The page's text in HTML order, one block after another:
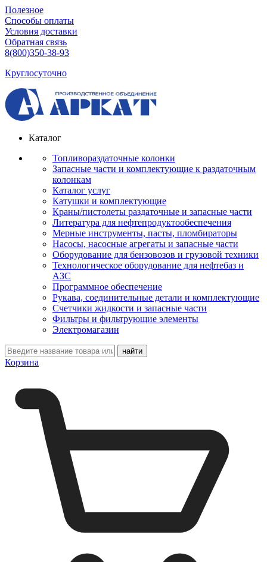
Полезное
Способы оплаты
Условия доставки
Обратная связь
8(800)350-38-93
Круглосуточно
Каталог
Топливораздаточные колонки
Запасные части и комплектующие к раздаточным
колонкам
Каталог услуг
Катушки и комплектующие
Краны/пистолеты раздаточные и запасные части
Литература для нефтепродуктообеспечения
Мерные инструменты, пасты, пломбираторы
Насосы, насосные агрегаты и запасные части
Оборудование для бензовозов и грузовой техники
Технологическое оборудование для нефтебаз и
АЗС
Программное обеспечение
Рукава, соединительные детали и комплектующие
Счетчики жидкости и запасные части
Фильтры и фильтрующие элементы
Электромагазин
Корзина